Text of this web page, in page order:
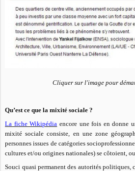
Cliquer sur l'image pour
Qu’est ce que la mixité sociale ?
La fiche Wikipédia encore une fois en donne
mixité sociale consiste, en une zone
personnes issues de catégories
cultures et/ou origines nationales) se côtoient,
Souci quasi permanent des autorités